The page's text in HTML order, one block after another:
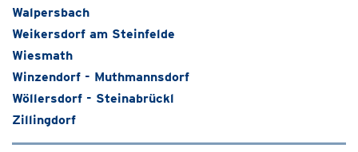
Walpersbach
Weikersdorf am Steinfelde
Wiesmath
Winzendorf - Muthmannsdorf
Wöllersdorf - Steinabrückl
Zillingdorf